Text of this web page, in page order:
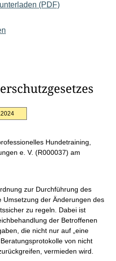
(PDF)
Hundetraining,
e. V. (R000037) am
zur Durchführung des
Umsetzung der Änderungen des
zu regeln. Dabei ist
der Betroffenen
die nicht nur auf „eine
von nicht
vermieden wird.